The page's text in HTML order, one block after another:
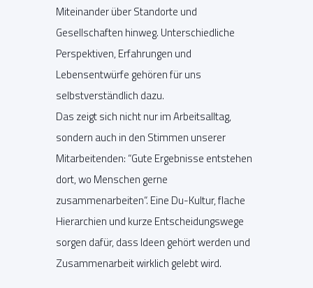
Miteinander über Standorte und
Gesellschaften hinweg. Unterschiedliche
Perspektiven, Erfahrungen und
Lebensentwürfe gehören für uns
selbstverständlich dazu.
Das zeigt sich nicht nur im Arbeitsalltag,
sondern auch in den Stimmen unserer
Mitarbeitenden: “Gute Ergebnisse entstehen
dort, wo Menschen gerne
zusammenarbeiten“. Eine Du-Kultur, flache
Hierarchien und kurze Entscheidungswege
sorgen dafür, dass Ideen gehört werden und
Zusammenarbeit wirklich gelebt wird.